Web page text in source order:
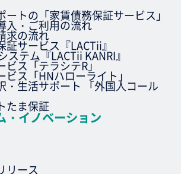
ートの「家賃債務保証サービス」
入・ご利用の流れ
求の流れ
証サービス『LACTii』
ステム『LACTii KANRI』
ビス「テラシテR」
ビス「HNハローライト」
・生活サポート 「外国人コール
たま保証
・イノベーション
リース